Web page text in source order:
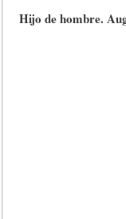
Hijo de hombre.